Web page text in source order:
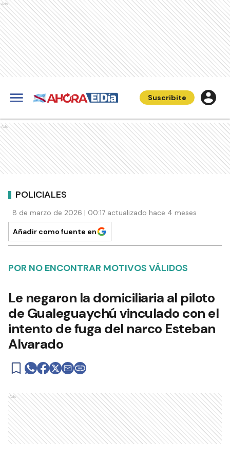
Ads
Suscribite
Ads
POLICIALES
8 de marzo de 2026 | 00:17 actualizado hace 4 meses
Añadir como fuente en
POR NO ENCONTRAR MOTIVOS VÁLIDOS
Le negaron la domiciliaria al piloto
de Gualeguaychú vinculado con el
intento de fuga del narco Esteban
Alvarado
Ads